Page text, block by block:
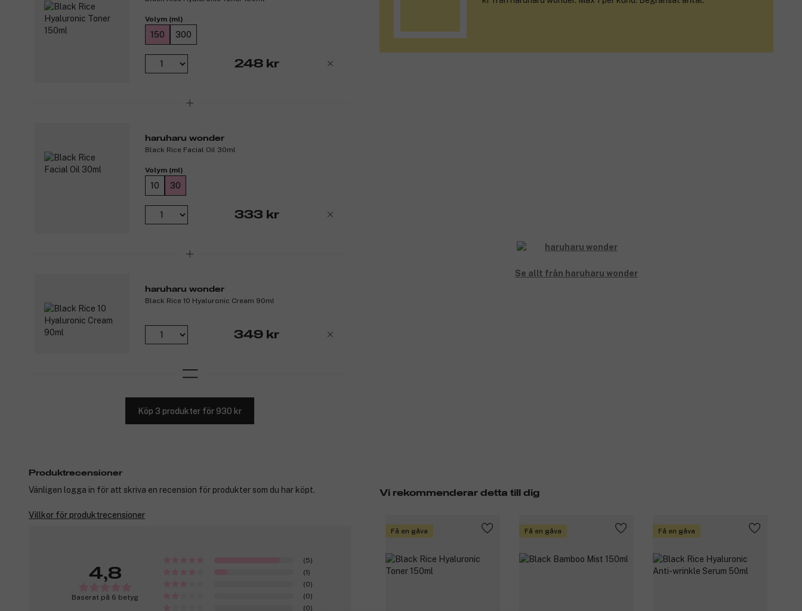
Volym (ml)
150 300
248 kr
haruharu wonder
Black Rice Facial Oil 30ml
Volym (ml)
10 30
333 kr
haruharu wonder
Black Rice 10 Hyaluronic Cream 90ml
349 kr
Köp 3 produkter för 930 kr
Se allt från haruharu wonder
Vi rekommenderar detta till dig
Få en gåva Få en gåva Få en gåva
Produktrecensioner
Vänligen logga in för att skriva en recension för produkter som du har köpt.
Villkor för produktrecensioner
4,8
Baserat på 6 betyg
(5)
(1)
(0)
(0)
(0)